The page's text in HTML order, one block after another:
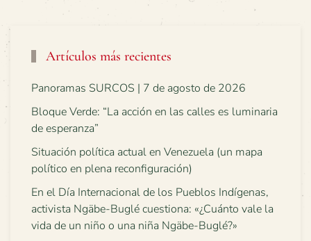
Artículos más recientes
Panoramas SURCOS | 7 de agosto de 2026
Bloque Verde: “La acción en las calles es luminaria
de esperanza”
Situación política actual en Venezuela (un mapa
político en plena reconfiguración)
En el Día Internacional de los Pueblos Indígenas,
activista Ngäbe-Buglé cuestiona: «¿Cuánto vale la
vida de un niño o una niña Ngäbe-Buglé?»